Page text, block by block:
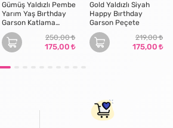
Gümüş Yaldızlı Pembe
Yarım Yaş Bırthday
Garson Katlama
Peçete 16 lı
250,00
175,00
Gold Yaldızlı Siyah
Happy Bırthday
Garson Peçete
219,00
175,00